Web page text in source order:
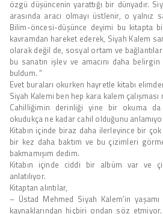
özgü düşüncenin yarattığı bir dünyadır.
arasında aracı olmayı üstlenir, o yalnız
Bilim-öncesi-düşünce deyimi bu kitapta
kavramdan hareket ederek, Siyah Kalem
olarak değil de, sosyal ortam ve
bu sanatın işlev ve amacını daha
buldum. ”
Evet buraları okurken hayretle kitabı
Siyah Kalemi ben hep kara kalem çalışması
Cahilliğimin derinliği yine bir okuma
okudukça ne kadar cahil olduğunu
Kitabın içinde biraz daha ilerleyince bir
bir kez daha baktım ve bu çizimleri
bakmamışım dedim.
Kitabın içinde ciddi bir albüm var ve
anlatılıyor.
Kitaptan alıntılar,
– Üstad Mehmed Siyah Kalem’in
kaynaklarından hiçbiri ondan söz